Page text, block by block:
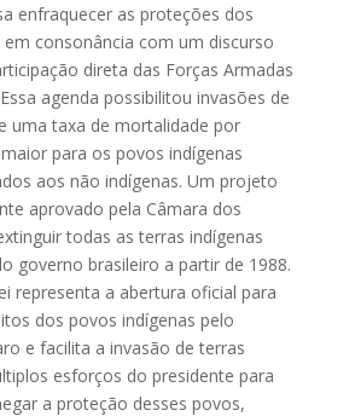
enfraquecer as proteções dos
consonância com um discurso
direta das Forças Armadas
agenda possibilitou invasões de
uma taxa de mortalidade por
para os povos indígenas
aos não indígenas. Um projeto
aprovado pela Câmara dos
todas as terras indígenas
governo brasileiro a partir de 1988.
representa a abertura oficial para
dos povos indígenas pelo
e facilita a invasão de terras
esforços do presidente para
a proteção desses povos,